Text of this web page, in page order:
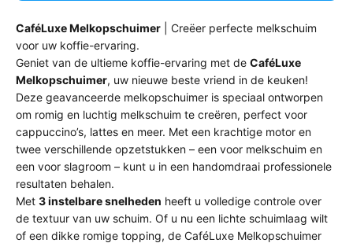
CaféLuxe Melkopschuimer | Creëer perfecte melkschuim
voor uw koffie-ervaring.
Geniet van de ultieme koffie-ervaring met de CaféLuxe
Melkopschuimer, uw nieuwe beste vriend in de keuken!
Deze geavanceerde melkopschuimer is speciaal ontworpen
om romig en luchtig melkschuim te creëren, perfect voor
cappuccino’s, lattes en meer. Met een krachtige motor en
twee verschillende opzetstukken – een voor melkschuim en
een voor slagroom – kunt u in een handomdraai professionele
resultaten behalen.
Met 3 instelbare snelheden heeft u volledige controle over
de textuur van uw schuim. Of u nu een lichte schuimlaag wilt
of een dikke romige topping, de CaféLuxe Melkopschuimer